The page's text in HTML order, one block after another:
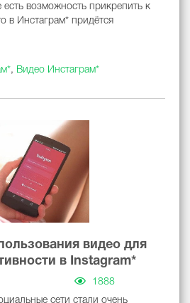
есть возможность прикрепить к
в Инстаграм* придётся
, Видео Инстаграм*
видео для
в Instagram*
1888
сети стали очень